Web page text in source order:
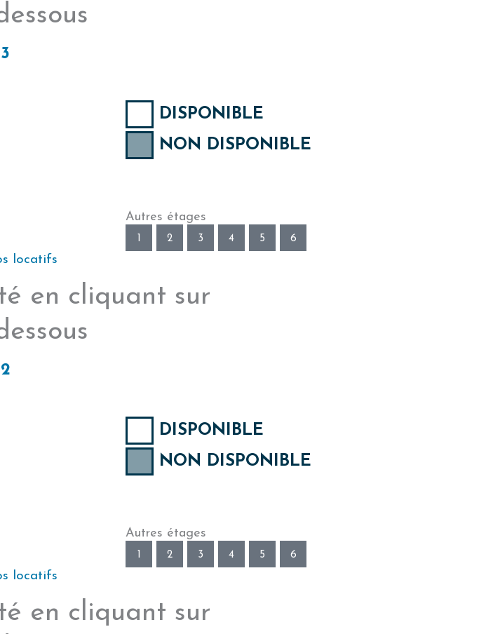
DISPONIBLE
NON DISPONIBLE
Autres étages
1 2 3 4 5 6
locatifs
en cliquant sur
DISPONIBLE
NON DISPONIBLE
Autres étages
1 2 3 4 5 6
locatifs
en cliquant sur